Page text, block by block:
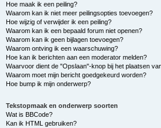
Hoe maak ik een peiling?
Waarom kan ik niet meer peilingsopties toevoegen?
Hoe wijzig of verwijder ik een peiling?
Waarom kan ik een bepaald forum niet openen?
Waarom kan ik geen bijlagen toevoegen?
Waarom ontving ik een waarschuwing?
Hoe kan ik berichten aan een moderator melden?
Waarvoor dient de "Opslaan"-knop bij het plaatsen
Waarom moet mijn bericht goedgekeurd worden?
Hoe bump ik mijn onderwerp?
Tekstopmaak en onderwerp soorten
Wat is BBCode?
Kan ik HTML gebruiken?